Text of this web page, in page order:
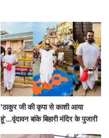
'ठाकुर जी की कृपा से काशी आया
हूं'...वृंदावन बांके बिहारी मंदिर के पुजारी